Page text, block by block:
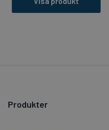
Produkter